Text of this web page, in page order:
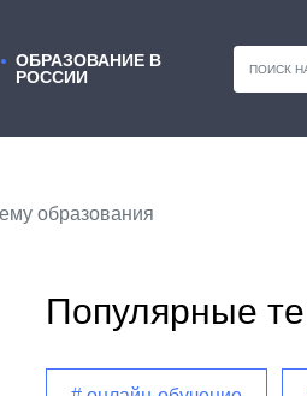
ОБРАЗОВАНИЕ В
РОССИИ
образования
Популярные